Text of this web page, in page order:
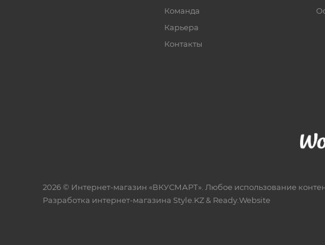
Команда
Карьера
Контакты
2026 © Интернет-магазин «ВКУСМАРТ». Любое использование
Разработка интернет-магазина Style.KZ& Ready.Website